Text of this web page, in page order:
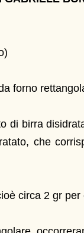
forno
di birra
che
circa 2 gr per